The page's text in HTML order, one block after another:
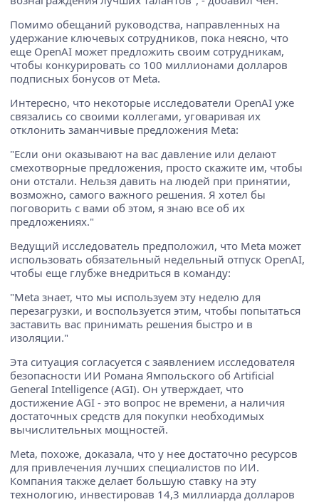
Помимо обещаний руководства, направленных на
удержание ключевых сотрудников, пока неясно, что
еще OpenAI может предложить своим сотрудникам,
чтобы конкурировать со 100 миллионами долларов
подписных бонусов от Meta.
Интересно, что некоторые исследователи OpenAI уже
связались со своими коллегами, уговаривая их
отклонить заманчивые предложения Meta:
"Если они оказывают на вас давление или делают
смехотворные предложения, просто скажите им, чтобы
они отстали. Нельзя давить на людей при принятии,
возможно, самого важного решения. Я хотел бы
поговорить с вами об этом, я знаю все об их
предложениях."
Ведущий исследователь предположил, что Meta может
использовать обязательный недельный отпуск OpenAI,
чтобы еще глубже внедриться в команду:
"Meta знает, что мы используем эту неделю для
перезагрузки, и воспользуется этим, чтобы попытаться
заставить вас принимать решения быстро и в
изоляции."
Эта ситуация согласуется с заявлением исследователя
безопасности ИИ Романа Ямпольского об Artificial
General Intelligence (AGI). Он утверждает, что
достижение AGI - это вопрос не времени, а наличия
достаточных средств для покупки необходимых
вычислительных мощностей.
Meta, похоже, доказала, что у нее достаточно ресурсов
для привлечения лучших специалистов по ИИ.
Компания также делает большую ставку на эту
технологию, инвестировав 14,3 миллиарда долларов